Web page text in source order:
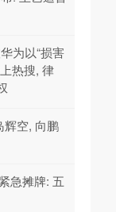
为以“损害
热搜, 律
辉空, 向鹏
急摊牌: 五